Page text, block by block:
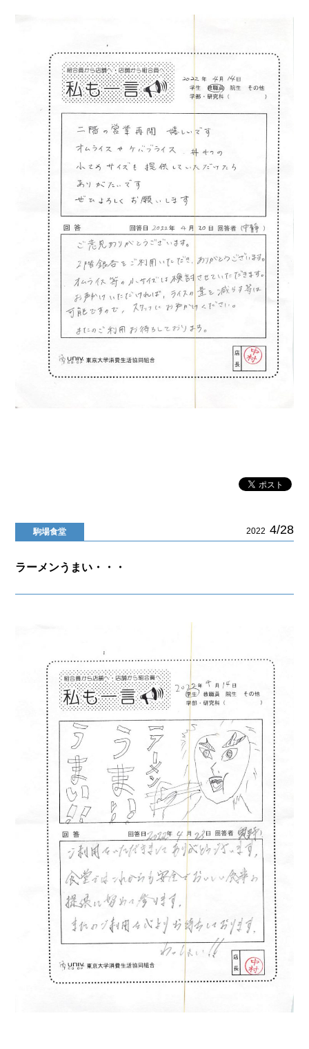
駒場食堂 2022 4/28
ラーメンうまい・・・